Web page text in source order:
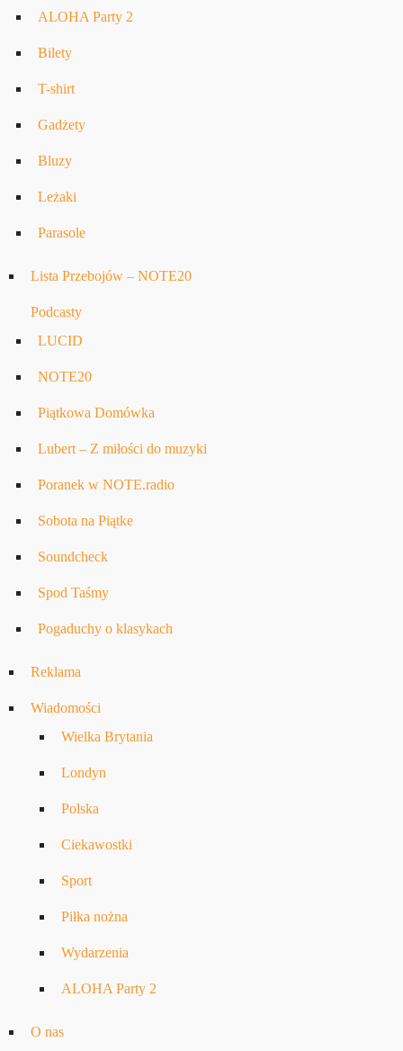
ALOHA Party 2
Bilety
T-shirt
Gadżety
Bluzy
Leżaki
Parasole
Lista Przebojów – NOTE20
Podcasty
LUCID
NOTE20
Piątkowa Domówka
Lubert – Z miłości do muzyki
Poranek w NOTE.radio
Sobota na Piątke
Soundcheck
Spod Taśmy
Pogaduchy o klasykach
Reklama
Wiadomości
Wielka Brytania
Londyn
Polska
Ciekawostki
Sport
Piłka nożna
Wydarzenia
ALOHA Party 2
O nas